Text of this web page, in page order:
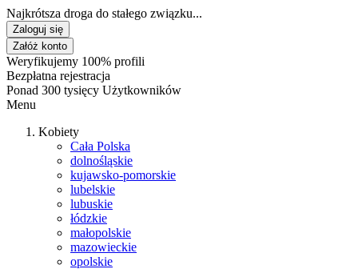
Najkrótsza droga do stałego związku...
Zaloguj się
Załóż konto
Weryfikujemy 100% profili
Bezpłatna rejestracja
Ponad 300 tysięcy Użytkowników
Menu
Kobiety
Cała Polska
dolnośląskie
kujawsko-pomorskie
lubelskie
lubuskie
łódzkie
małopolskie
mazowieckie
opolskie